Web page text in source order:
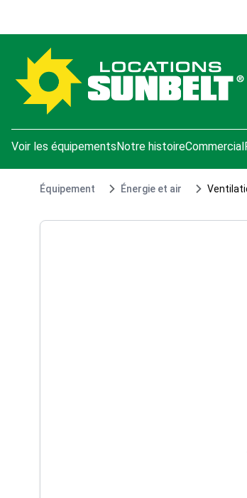
Voir les équipements Notre histoireCommercial
Équipement Énergie et air